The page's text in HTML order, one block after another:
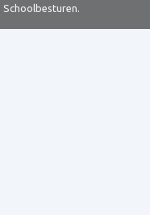
Schoolbesturen.